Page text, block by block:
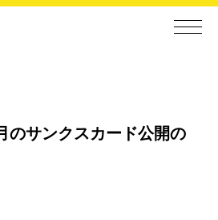
のサンクスカード公開の